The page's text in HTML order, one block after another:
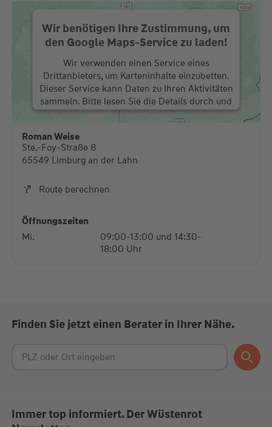
Wir benötigen Ihre Zustimmung, um
den Google Maps-Service zu laden!
Wir verwenden einen Service eines
Drittanbieters, um Karteninhalte einzubetten.
Dieser Service kann Daten zu Ihren Aktivitäten
sammeln. Bitte lesen Sie die Details durch und
stimmen Sie der Nutzung des Service zu, um
diese Karte anzuzeigen.
Mehr Informationen
Roman Weise
Ste.-Foy-Straße 8
65549 Limburg an der Lahn
Route berechnen
Öffnungszeiten
Mi.
09:00-13:00 und 14:30-
18:00 Uhr
Finden Sie jetzt einen Berater in Ihrer Nähe.
Immer top informiert. Der Wüstenrot